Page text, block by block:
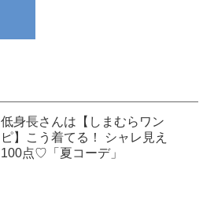
低身長さんは【しまむらワン
ピ】こう着てる！ シャレ見え
100点♡「夏コーデ」